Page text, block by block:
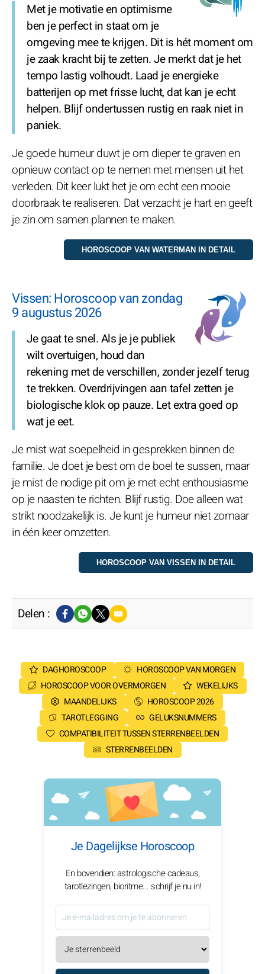
Met je motivatie en optimisme
ben je perfect in staat om je
omgeving mee te krijgen. Dit is hét moment om
je zaak kracht bij te zetten. Je merkt dat je het
tempo lastig volhoudt. Laad je energieke
batterijen op met frisse lucht, dat kan je echt
helpen. Blijf ondertussen rustig en raak niet in
paniek.
Je goede humeur duwt je om dieper te graven en
opnieuw contact op te nemen met mensen uit het
verleden. Dit keer lukt het je om echt een mooie
doorbraak te realiseren. Dat verzacht je hart en geeft
je zin om samen plannen te maken.
Vissen: Horoscoop van zondag
9 augustus 2026
Je gaat te snel. Als je je publiek
wilt overtuigen, houd dan
rekening met de verschillen, zonder jezelf terug
te trekken. Overdrijvingen aan tafel zetten je
biologische klok op pauze. Let extra goed op
wat je eet.
Je mist wat soepelheid in gesprekken binnen de
familie. Je doet je best om de boel te sussen, maar
je mist de nodige pit om je met echt enthousiasme
op je naasten te richten. Blijf rustig. Doe alleen wat
strikt noodzakelijk is. Je kunt je humeur niet zomaar
in één keer omzetten.
Delen :
DAGHOROSCOOP
HOROSCOOP VAN MORGEN
HOROSCOOP VOOR OVERMORGEN
WEKELIJKS
MAANDELIJKS
HOROSCOOP 2026
TAROTLEGGING
GELUKSNUMMERS
COMPATIBILITEIT TUSSEN STERRENBEELDEN
STERRENBEELDEN
Je Dagelijkse Horoscoop
En bovendien: astrologische cadeaus,
tarotlezingen, bioritme... schrijf je nu in!